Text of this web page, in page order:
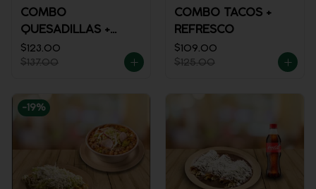
COMBO
QUESADILLAS +
REFRESCO
$123.00
$137.00
COMBO TACOS +
REFRESCO
$109.00
$125.00
-19%